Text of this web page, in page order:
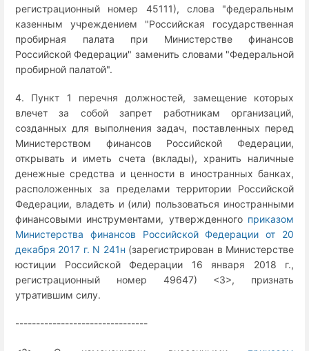
регистрационный номер 45111), слова "федеральным
казенным учреждением "Российская государственная
пробирная палата при Министерстве финансов
Российской Федерации" заменить словами "Федеральной
пробирной палатой".
4. Пункт 1 перечня должностей, замещение которых
влечет за собой запрет работникам организаций,
созданных для выполнения задач, поставленных перед
Министерством финансов Российской Федерации,
открывать и иметь счета (вклады), хранить наличные
денежные средства и ценности в иностранных банках,
расположенных за пределами территории Российской
Федерации, владеть и (или) пользоваться иностранными
финансовыми инструментами, утвержденного приказом
Министерства финансов Российской Федерации от 20
декабря 2017 г. N 241н (зарегистрирован в Министерстве
юстиции Российской Федерации 16 января 2018 г.,
регистрационный номер 49647) <3>, признать
утратившим силу.
--------------------------------